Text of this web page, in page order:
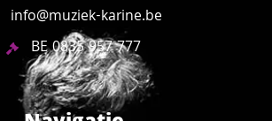
info@muziek-karine.be
BE 0835 957 777